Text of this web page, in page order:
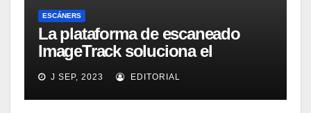
ESCÁNERS
La plataforma de escaneado
ImageTrack soluciona el
problema de costes y cuello de
botella de los laboratorios
LabOne
J SEP, 2023 EDITORIAL